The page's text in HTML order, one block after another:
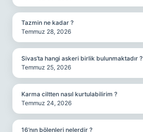
Tazmin ne kadar ?
Temmuz 28, 2026
Sivas’ta hangi askeri birlik bulunmaktadır ?
Temmuz 25, 2026
Karma ciltten nasıl kurtulabilirim ?
Temmuz 24, 2026
16’nın bölenleri nelerdir ?